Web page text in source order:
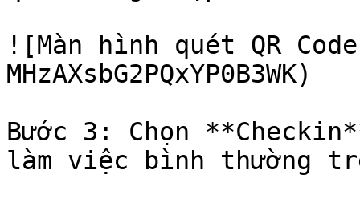
![Màn hình quét QR
MHzAXsbG2PQxYP0B3WK)
Bước 3: Chọn
làm việc bình thường